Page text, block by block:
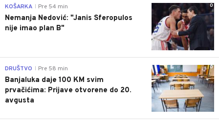
0
KOŠARKA Pre 54 min
Nemanja Nedović: "Janis Sferopulos
nije imao plan B"
0
DRUŠTVO Pre 58 min
Banjaluka daje 100 KM svim
prvačićima: Prijave otvorene do 20.
avgusta